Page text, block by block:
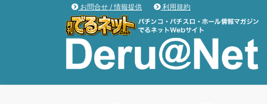
お問合せ / 情報提供 利用規約